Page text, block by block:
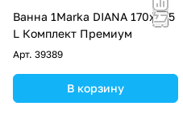
Ванна 1Marka DIANA 170x105
L Комплект Премиум
Арт. 39389
В корзину